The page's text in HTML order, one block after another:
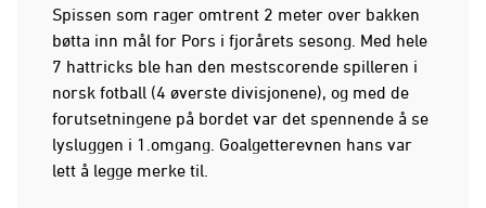
Spissen som rager omtrent 2 meter over bakken
bøtta inn mål for Pors i fjorårets sesong. Med hele
7 hattricks ble han den mestscorende spilleren i
norsk fotball (4 øverste divisjonene), og med de
forutsetningene på bordet var det spennende å se
lysluggen i 1.omgang. Goalgetterevnen hans var
lett å legge merke til.